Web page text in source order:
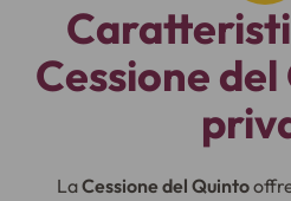
Cessione
LaCessione del Quinto